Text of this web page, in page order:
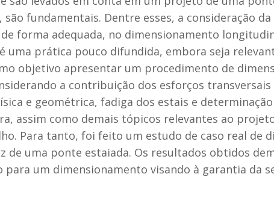
fundamentais. Dentre esses, a consideração
forma adequada, no dimensionamento
uma prática pouco difundida, embora seja
objetivo apresentar um procedimento de
a contribuição dos esforços
e geométrica, fadiga dos estais e
assim como demais tópicos relevantes ao
Para tanto, foi feito um estudo de caso real de
de uma ponte estaiada. Os resultados obtidos
um dimensionamento visando à garantia da